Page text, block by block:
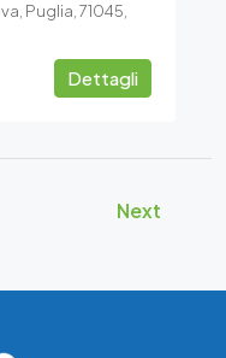
Puglia, 71045,
Dettagli
Next